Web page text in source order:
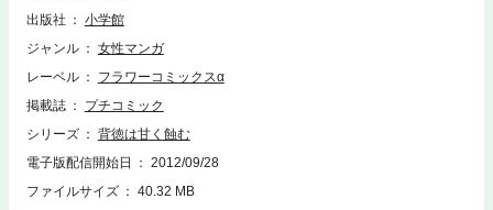
出版社
小学館
ジャンル
女性マンガ
レーベル
フラワーコミックスα
掲載誌
プチコミック
シリーズ
背徳は甘く蝕む
電子版配信開始日
2012/09/28
ファイルサイズ
40.32 MB